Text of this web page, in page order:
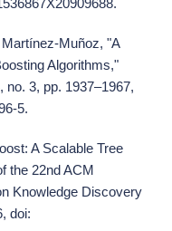
Muñoz, "A
Algorithms,"
no. 3, pp. 1937–1967,
5.
A Scalable Tree
the 22nd ACM
Knowledge Discovery
doi: